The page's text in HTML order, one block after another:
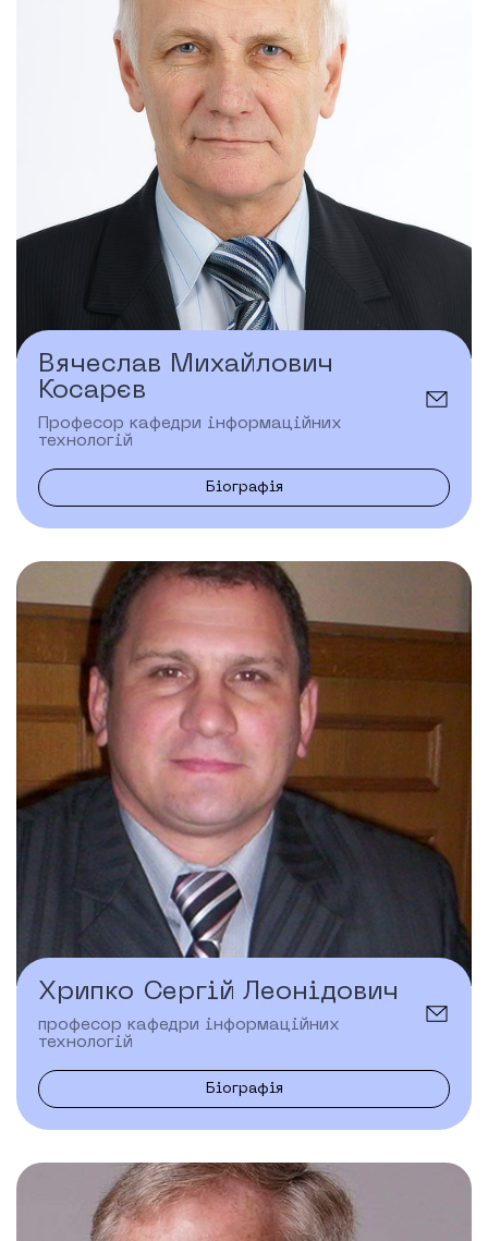
Вячеслав Михайлович
Косарєв
Професор кафедри інформаційних
технологій
Біографія
Хрипко Сергій Леонідович
професор кафедри інформаційних
технологій
Біографія